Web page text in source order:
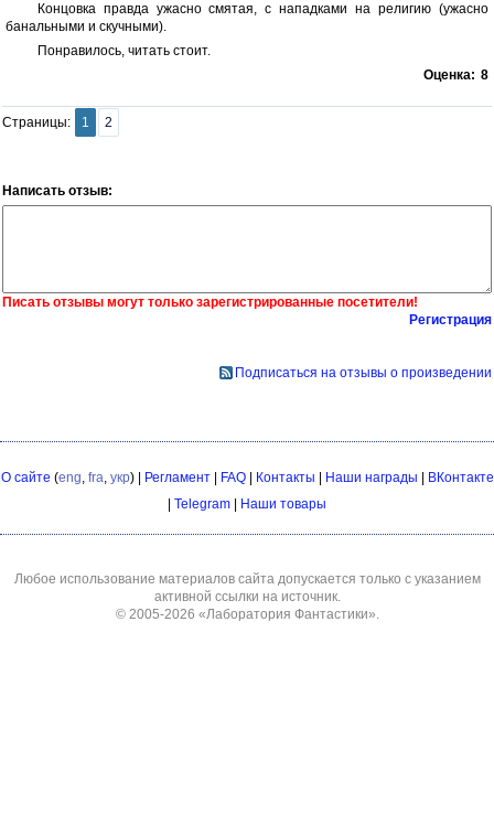
Концовка правда ужасно смятая, с нападками на религию (ужасно
банальными и скучными).
Понравилось, читать стоит.
Оценка: 8
Страницы: 1 2
Написать отзыв:
Писать отзывы могут только зарегистрированные посетители!
Регистрация
Подписаться на отзывы о произведении
О сайте (eng, fra, укр) | Регламент| FAQ| Контакты Наши награды
ВКонтакте
Telegram Наши товары
Любое использование материалов сайта допускается только с указанием
активной ссылки на источник.
© 2005-2026 «Лаборатория Фантастики».